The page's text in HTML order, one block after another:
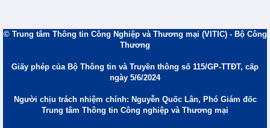
© Trung tâm Thông tin Công Nghiệp và Thương mại (VITIC) - Bộ Công
Thương
Giấy phép của Bộ Thông tin và Truyền thông số 115/GP-TTĐT, cấp
ngày 5/6/2024
Người chịu trách nhiệm chính: Nguyễn Quốc Lân, Phó Giám đốc
Trung tâm Thông tin Công nghiệp và Thương mại